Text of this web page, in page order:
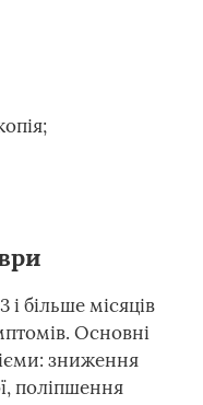
більше місяців
Основні
зниження
поліпшення